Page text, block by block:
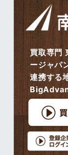
買取専門
ージャパ
連携する